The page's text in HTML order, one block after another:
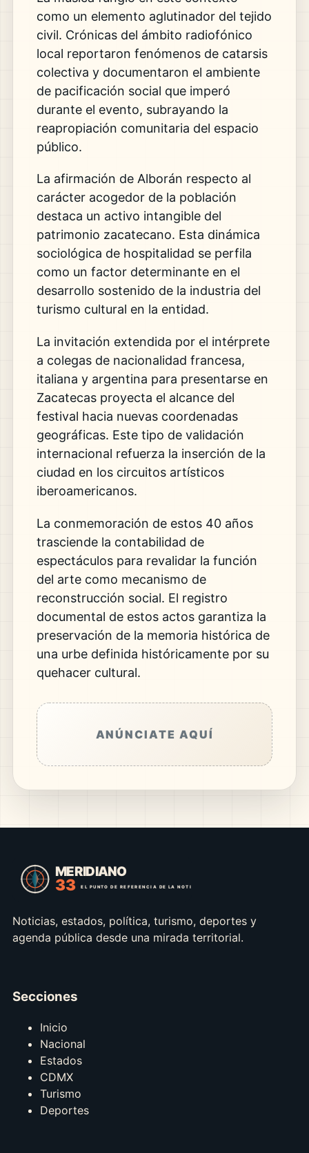
como un elemento aglutinador del tejido
civil. Crónicas del ámbito radiofónico
local reportaron fenómenos de catarsis
colectiva y documentaron el ambiente
de pacificación social que imperó
durante el evento, subrayando la
reapropiación comunitaria del espacio
público.
La afirmación de Alborán respecto al
carácter acogedor de la población
destaca un activo intangible del
patrimonio zacatecano. Esta dinámica
sociológica de hospitalidad se perfila
como un factor determinante en el
desarrollo sostenido de la industria del
turismo cultural en la entidad.
La invitación extendida por el intérprete
a colegas de nacionalidad francesa,
italiana y argentina para presentarse en
Zacatecas proyecta el alcance del
festival hacia nuevas coordenadas
geográficas. Este tipo de validación
internacional refuerza la inserción de la
ciudad en los circuitos artísticos
iberoamericanos.
La conmemoración de estos 40 años
trasciende la contabilidad de
espectáculos para revalidar la función
del arte como mecanismo de
reconstrucción social. El registro
documental de estos actos garantiza la
preservación de la memoria histórica de
una urbe definida históricamente por su
quehacer cultural.
ANÚNCIATE AQUÍ
Noticias, estados, política, turismo, deportes y
agenda pública desde una mirada territorial.
Secciones
Inicio
Nacional
Estados
CDMX
Turismo
Deportes